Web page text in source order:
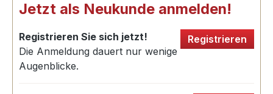
Jetzt als Neukunde anmelden!
Registrieren Sie sich jetzt!
Die Anmeldung dauert nur wenige
Augenblicke.
Registrieren